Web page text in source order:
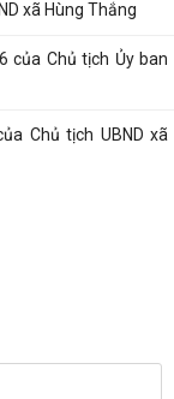
xã Hùng Thắng
của Chủ tịch Ủy ban
Chủ tịch UBND xã
QĐ-UBND ngày